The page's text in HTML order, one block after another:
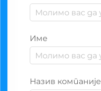
Име
Назив компаније